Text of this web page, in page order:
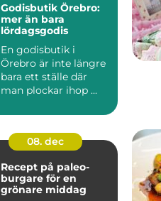
Godisbutik Örebro:
mer än bara
lördagsgodis
En godisbutik i
Örebro är inte längre
bara ett ställe där
man plockar ihop ...
08. dec
Recept på paleo-
burgare för en
grönare middag